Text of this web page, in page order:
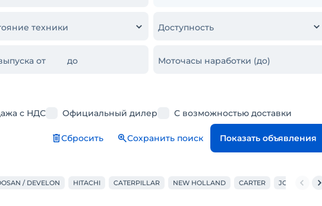
техники Доступность
от до Моточасы наработки (до)
с НДС Официальный дилер С возможностью доставки
Сбросить Сохранить поиск Показать объявления
/ DEVELON HITACHI CATERPILLAR NEW HOLLAND CARTER JOHN DEERE